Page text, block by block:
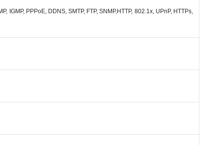
IGMP, PPPoE, DDNS, SMTP, FTP, SNMP,HTTP, 802.1x, UPnP, HTTPs,